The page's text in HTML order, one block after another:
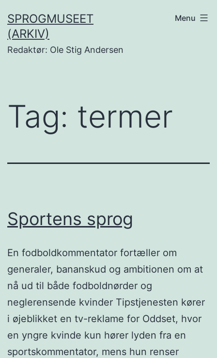
til
indhold
SPROGMUSEET
(ARKIV)
Redaktør: Ole Stig Andersen
Menu
Tag: termer
Sportens sprog
En fodboldkommentator fortæller om
generaler, bananskud og ambitionen om at
nå ud til både fodboldnørder og
neglerensende kvinder Tipstjenesten kører
i øjeblikket en tv-reklame for Oddset, hvor
en yngre kvinde kun hører lyden fra en
sportskommentator, mens hun renser